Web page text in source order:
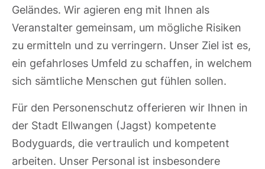
Geländes. Wir agieren eng mit Ihnen als
Veranstalter gemeinsam, um mögliche Risiken
zu ermitteln und zu verringern. Unser Ziel ist es,
ein gefahrloses Umfeld zu schaffen, in welchem
sich sämtliche Menschen gut fühlen sollen.
Für den Personenschutz offerieren wir Ihnen in
der Stadt Ellwangen (Jagst) kompetente
Bodyguards, die vertraulich und kompetent
arbeiten. Unser Personal ist insbesondere